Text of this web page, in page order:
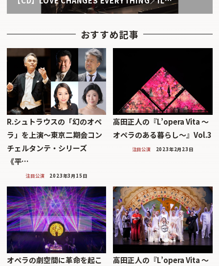
おすすめ記事
R.シュトラウスの「幻のオペ
ラ」を上演〜東京二期会コン
チェルタンテ・シリーズ
《平…
注目公演 2023年3月15日
高田正人の『L’opera Vita 〜
オペラのある暮らし〜』Vol.3
注目公演 2023年2月23日
オペラの劇空間に革命を起こ
高田正人の『L’opera Vita 〜